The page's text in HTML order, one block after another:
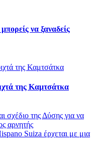
να ξαναδείς
της Καμτσάτκα
σχέδιο της Δύσης για να
αρνητής
Suiza έρχεται με μια